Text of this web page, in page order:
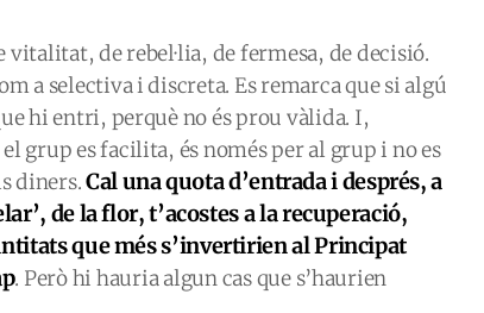
de rebel·lia, de fermesa, de decisió.
a selectiva i discreta. Es remarca que si algú
hi entri, perquè no és prou vàlida. I,
grup es facilita, és només per al grup i no es
diners.Cal una quota d’entrada i després, a
de la flor, t’acostes a la recuperació,
que més s’invertirien al Principat
. Però hi hauria algun cas que s’haurien